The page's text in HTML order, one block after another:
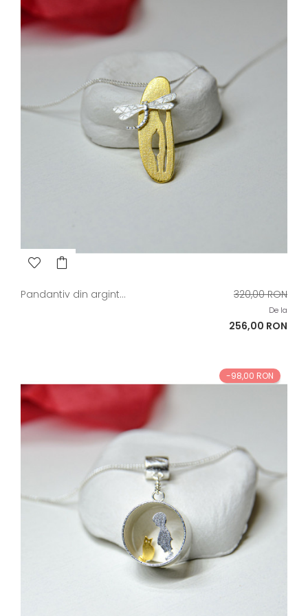
Pandantiv din argint...
Pret
baza
320,00 RON
De la
Pret
256,00 RON
-98,00 RON